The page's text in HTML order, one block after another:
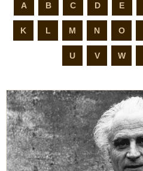
A B C D E
K L M N O
U V W